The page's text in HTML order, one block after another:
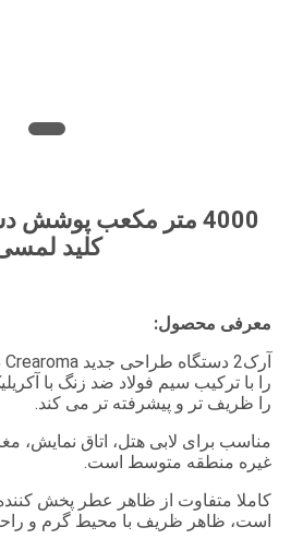
سیاست
خصوصی
4000 متر مکعب پوشش
کلید
معرفی محصول:
را با ترکیب سیم فولاد ضد زنگ با
را ظریف تر و پیشرفته تر می کند.
مناسب برای لابی هتل، اتاق نمایش،
غیره منطقه متوسط است.
کاملا متفاوت از ظاهر عطر پخش
است، ظاهر ظریف با محیط گرم و